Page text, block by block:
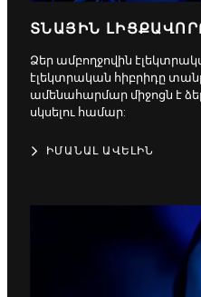
ՏՆԱՅԻՆ
Ձեր ամբողջովին
էլեկտրական հիբրիդը
ամենահարմար միջոցն է
սկսելու համար:
ԻՄԱՆԱԼ ԱՎԵԼԻՆ